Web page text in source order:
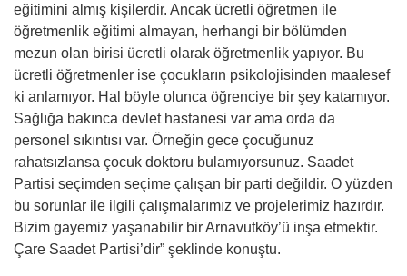
eğitimini almış kişilerdir. Ancak ücretli öğretmen ile
öğretmenlik eğitimi almayan, herhangi bir bölümden
mezun olan birisi ücretli olarak öğretmenlik yapıyor. Bu
ücretli öğretmenler ise çocukların psikolojisinden maalesef
ki anlamıyor. Hal böyle olunca öğrenciye bir şey katamıyor.
Sağlığa bakınca devlet hastanesi var ama orda da
personel sıkıntısı var. Örneğin gece çocuğunuz
rahatsızlansa çocuk doktoru bulamıyorsunuz. Saadet
Partisi seçimden seçime çalışan bir parti değildir. O yüzden
bu sorunlar ile ilgili çalışmalarımız ve projelerimiz hazırdır.
Bizim gayemiz yaşanabilir bir Arnavutköy’ü inşa etmektir.
Çare Saadet Partisi’dir” şeklinde konuştu.